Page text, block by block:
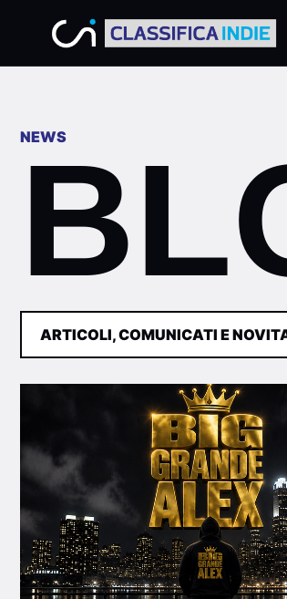
NEWS
ARTICOLI, COMUNICATI E